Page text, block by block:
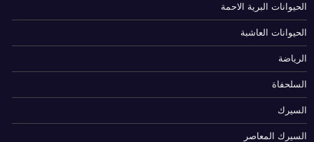
الحيوانات البرية الاحمة
الحيوانات العاشبة
الرياضة
السلحفاة
السيرك
السيرك المعاصر